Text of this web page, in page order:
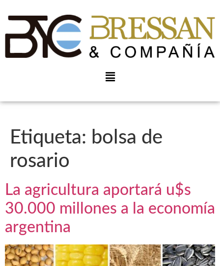
Etiqueta: bolsa de
rosario
La agricultura aportará u$s
30.000 millones a la economía
argentina